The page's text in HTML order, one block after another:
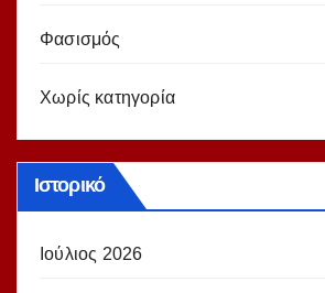
Φασισμός
Χωρίς κατηγορία
Ιστορικό
Ιούλιος 2026